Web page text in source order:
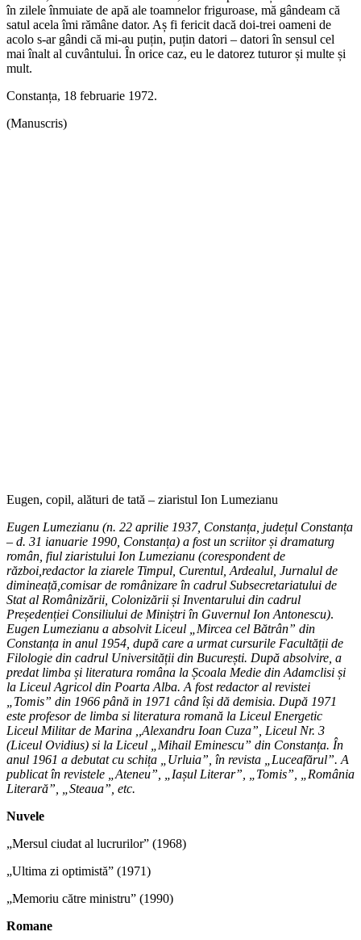
în zilele înmuiate de apă ale toamnelor friguroase, mă gândeam că
satul acela îmi rămâne dator. Aș fi fericit dacă doi-trei oameni de
acolo s-ar gândi că mi-au puțin, puțin datori – datori în sensul cel
mai înalt al cuvântului. În orice caz, eu le datorez tuturor și multe și
mult.
Constanța, 18 februarie 1972.
(Manuscris)
Eugen, copil, alături de tată – ziaristul Ion Lumezianu
Eugen Lumezianu (n. 22 aprilie 1937, Constanța, județul Constanța
– d. 31 ianuarie 1990, Constanța) a fost un scriitor și dramaturg
român, fiul ziaristului Ion Lumezianu (corespondent de
război,redactor la ziarele Timpul, Curentul, Ardealul, Jurnalul de
dimineață,comisar de românizare în cadrul Subsecretariatului de
Stat al Românizării, Colonizării și Inventarului din cadrul
Președenției Consiliului de Miniștri în Guvernul Ion Antonescu).
Eugen Lumezianu a absolvit Liceul „Mircea cel Bătrân” din
Constanța in anul 1954, după care a urmat cursurile Facultății de
Filologie din cadrul Universității din București. După absolvire, a
predat limba și literatura româna la Școala Medie din Adamclisi și
la Liceul Agricol din Poarta Alba. A fost redactor al revistei
„Tomis” din 1966 până in 1971 când își dă demisia. După 1971
este profesor de limba si literatura romană la Liceul Energetic
Liceul Militar de Marina ,,Alexandru Ioan Cuza”, Liceul Nr. 3
(Liceul Ovidius) si la Liceul „Mihail Eminescu” din Constanța. În
anul 1961 a debutat cu schița „Urluia”, în revista „Luceafărul”. A
publicat în revistele „Ateneu”, „Iașul Literar”, „Tomis”, „România
Literară”, „Steaua”, etc.
Nuvele
„Mersul ciudat al lucrurilor” (1968)
„Ultima zi optimistă” (1971)
„Memoriu către ministru” (1990)
Romane